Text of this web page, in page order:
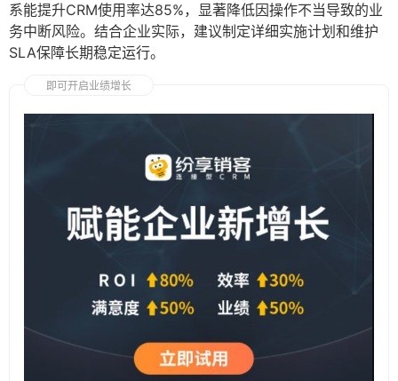
系能提升CRM使用率达85%，显著降低因操作不当导致的业
务中断风险。结合企业实际，建议制定详细实施计划和维护
SLA保障长期稳定运行。
即可开启业绩增长